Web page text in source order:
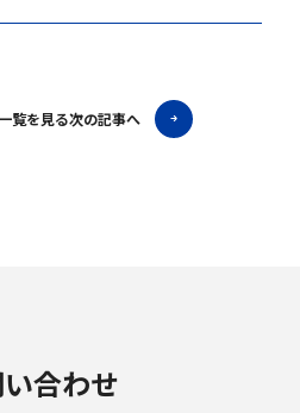
覧を見る次の記事へ
合わせ